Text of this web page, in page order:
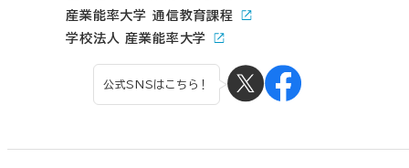
産業能率大学 通信教育課程
学校法人 産業能率大学
公式SNSはこちら！